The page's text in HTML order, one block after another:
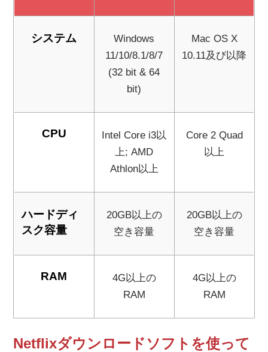
システム
Windows
11/10/8.1/8/7
(32 bit & 64
bit)
Mac OS X
10.11及び以降
CPU
Intel Core i3以
上; AMD
Athlon以上
Core 2 Quad
以上
ハードディ
スク容量
20GB以上の
空き容量
20GB以上の
空き容量
RAM
4G以上の
RAM
4G以上の
RAM
Netflixダウンロードソフトを使って